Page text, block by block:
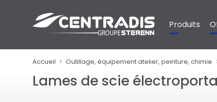
Produits
Accueil Outillage, équipement atelier, peinture, chimie
Lames de scie